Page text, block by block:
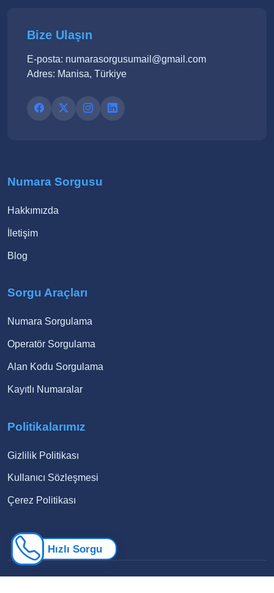
Bize Ulaşın
E-posta: numarasorgusumail@gmail.com
Adres: Manisa, Türkiye
Numara Sorgusu
Hakkımızda
İletişim
Blog
Sorgu Araçları
Numara Sorgulama
Operatör Sorgulama
Alan Kodu Sorgulama
Kayıtlı Numaralar
Politikalarımız
Gizlilik Politikası
Kullanıcı Sözleşmesi
Çerez Politikası
Hızlı Sorgu